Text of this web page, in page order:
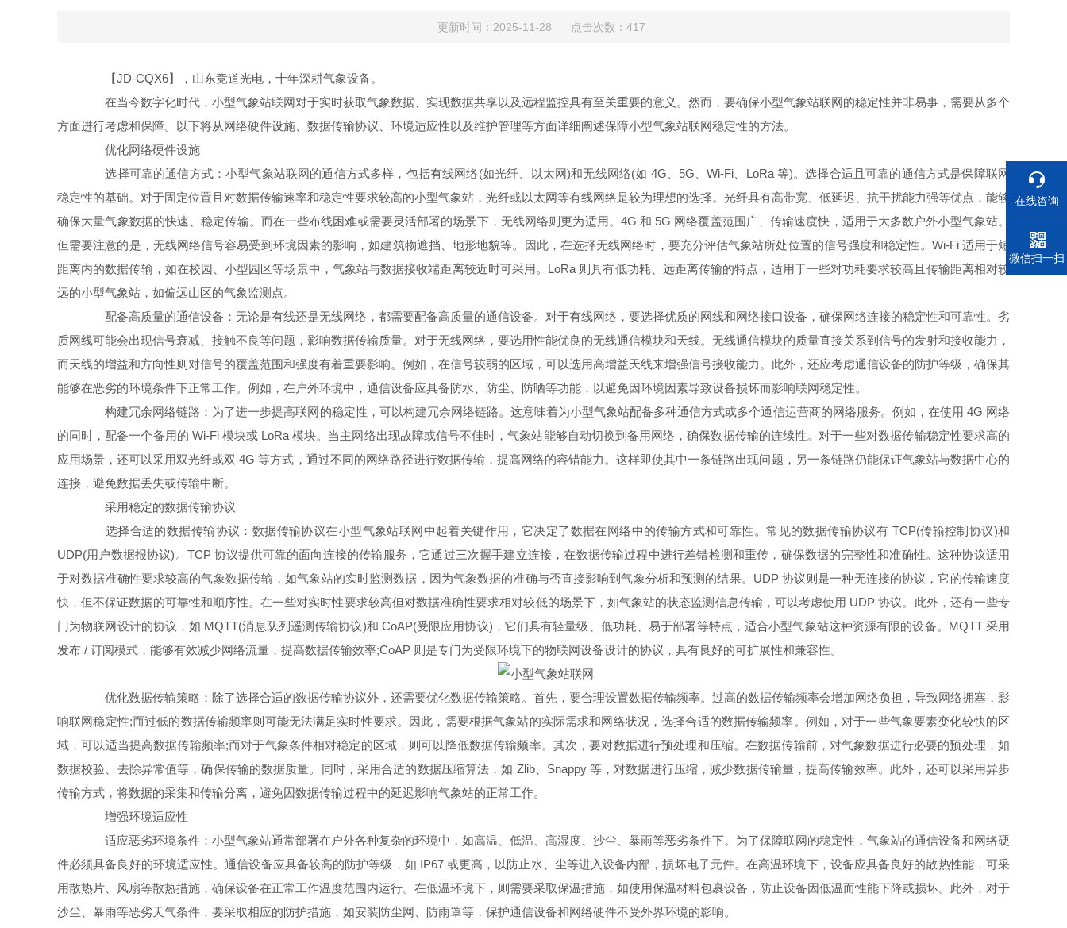
更新时间：2025-11-28 点击次数：417
【JD-CQX6】，山东竞道光电，十年深耕气象设备。
在当今数字化时代，小型气象站联网对于实时获取气象数据、实现数据共享以及远程监控具有至关重要的意义。然而，要确保小型气象站联网的稳定性并非易事，需要从多个
方面进行考虑和保障。以下将从网络硬件设施、数据传输协议、环境适应性以及维护管理等方面详细阐述保障小型气象站联网稳定性的方法。
优化网络硬件设施
选择可靠的通信方式：小型气象站联网的通信方式多样，包括有线网络(如光纤、以太网)和无线网络(如 4G、5G、Wi-Fi、LoRa 等)。选择合适且可靠的通信方式是保障联网
稳定性的基础。对于固定位置且对数据传输速率和稳定性要求较高的小型气象站，光纤或以太网等有线网络是较为理想的选择。光纤具有高带宽、低延迟、抗干扰能力强等优点，能够
确保大量气象数据的快速、稳定传输。而在一些布线困难或需要灵活部署的场景下，无线网络则更为适用。4G 和 5G 网络覆盖范围广、传输速度快，适用于大多数户外小型气象站。
但需要注意的是，无线网络信号容易受到环境因素的影响，如建筑物遮挡、地形地貌等。因此，在选择无线网络时，要充分评估气象站所处位置的信号强度和稳定性。Wi-Fi 适用于短
距离内的数据传输，如在校园、小型园区等场景中，气象站与数据接收端距离较近时可采用。LoRa 则具有低功耗、远距离传输的特点，适用于一些对功耗要求较高且传输距离相对较
远的小型气象站，如偏远山区的气象监测点。
配备高质量的通信设备：无论是有线还是无线网络，都需要配备高质量的通信设备。对于有线网络，要选择优质的网线和网络接口设备，确保网络连接的稳定性和可靠性。劣
质网线可能会出现信号衰减、接触不良等问题，影响数据传输质量。对于无线网络，要选用性能优良的无线通信模块和天线。无线通信模块的质量直接关系到信号的发射和接收能力，
而天线的增益和方向性则对信号的覆盖范围和强度有着重要影响。例如，在信号较弱的区域，可以选用高增益天线来增强信号接收能力。此外，还应考虑通信设备的防护等级，确保其
能够在恶劣的环境条件下正常工作。例如，在户外环境中，通信设备应具备防水、防尘、防晒等功能，以避免因环境因素导致设备损坏而影响联网稳定性。
构建冗余网络链路：为了进一步提高联网的稳定性，可以构建冗余网络链路。这意味着为小型气象站配备多种通信方式或多个通信运营商的网络服务。例如，在使用 4G 网络
的同时，配备一个备用的 Wi-Fi 模块或 LoRa 模块。当主网络出现故障或信号不佳时，气象站能够自动切换到备用网络，确保数据传输的连续性。对于一些对数据传输稳定性要求高的
应用场景，还可以采用双光纤或双 4G 等方式，通过不同的网络路径进行数据传输，提高网络的容错能力。这样即使其中一条链路出现问题，另一条链路仍能保证气象站与数据中心的
连接，避免数据丢失或传输中断。
采用稳定的数据传输协议
选择合适的数据传输协议：数据传输协议在小型气象站联网中起着关键作用，它决定了数据在网络中的传输方式和可靠性。常见的数据传输协议有 TCP(传输控制协议)和
UDP(用户数据报协议)。TCP 协议提供可靠的面向连接的传输服务，它通过三次握手建立连接，在数据传输过程中进行差错检测和重传，确保数据的完整性和准确性。这种协议适用
于对数据准确性要求较高的气象数据传输，如气象站的实时监测数据，因为气象数据的准确与否直接影响到气象分析和预测的结果。UDP 协议则是一种无连接的协议，它的传输速度
快，但不保证数据的可靠性和顺序性。在一些对实时性要求较高但对数据准确性要求相对较低的场景下，如气象站的状态监测信息传输，可以考虑使用 UDP 协议。此外，还有一些专
门为物联网设计的协议，如 MQTT(消息队列遥测传输协议)和 CoAP(受限应用协议)，它们具有轻量级、低功耗、易于部署等特点，适合小型气象站这种资源有限的设备。MQTT 采用
发布 / 订阅模式，能够有效减少网络流量，提高数据传输效率;CoAP 则是专门为受限环境下的物联网设备设计的协议，具有良好的可扩展性和兼容性。
优化数据传输策略：除了选择合适的数据传输协议外，还需要优化数据传输策略。首先，要合理设置数据传输频率。过高的数据传输频率会增加网络负担，导致网络拥塞，影
响联网稳定性;而过低的数据传输频率则可能无法满足实时性要求。因此，需要根据气象站的实际需求和网络状况，选择合适的数据传输频率。例如，对于一些气象要素变化较快的区
域，可以适当提高数据传输频率;而对于气象条件相对稳定的区域，则可以降低数据传输频率。其次，要对数据进行预处理和压缩。在数据传输前，对气象数据进行必要的预处理，如
数据校验、去除异常值等，确保传输的数据质量。同时，采用合适的数据压缩算法，如 Zlib、Snappy 等，对数据进行压缩，减少数据传输量，提高传输效率。此外，还可以采用异步
传输方式，将数据的采集和传输分离，避免因数据传输过程中的延迟影响气象站的正常工作。
增强环境适应性
适应恶劣环境条件：小型气象站通常部署在户外各种复杂的环境中，如高温、低温、高湿度、沙尘、暴雨等恶劣条件下。为了保障联网的稳定性，气象站的通信设备和网络硬
件必须具备良好的环境适应性。通信设备应具备较高的防护等级，如 IP67 或更高，以防止水、尘等进入设备内部，损坏电子元件。在高温环境下，设备应具备良好的散热性能，可采
用散热片、风扇等散热措施，确保设备在正常工作温度范围内运行。在低温环境下，则需要采取保温措施，如使用保温材料包裹设备，防止设备因低温而性能下降或损坏。此外，对于
沙尘、暴雨等恶劣天气条件，要采取相应的防护措施，如安装防尘网、防雨罩等，保护通信设备和网络硬件不受外界环境的影响。
在线咨询
电话
微信扫一扫